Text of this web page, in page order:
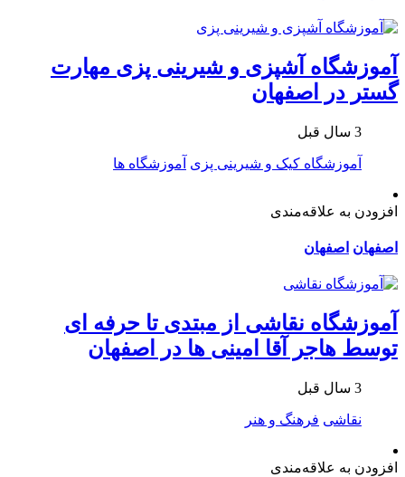
آموزشگاه آشپزی و شیرینی پزی مهارت
گستر در اصفهان
3 سال قبل
آموزشگاه کیک و شیرینی پزی آموزشگاه ها
افزودن به علاقه‌مندی
اصفهان اصفهان
آموزشگاه نقاشی از مبتدی تا حرفه ای
توسط هاجر آقا امینی ها در اصفهان
3 سال قبل
نقاشی فرهنگ و هنر
افزودن به علاقه‌مندی